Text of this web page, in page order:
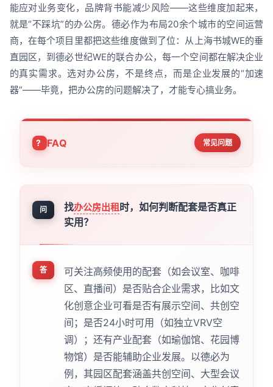
能应对业务变化，品牌背书能减少风险——这些维度加起来，
就是“不踩坑”的办公房。德必作为布局20余个城市的空间运营
商，在每个项目里都把这些维度做到了位：从上海书城WE的垂
直园区，到德必世纪WE的联合办公，每一个空间都在解决企业
的真实需求。选对办公房，不是终点，而是企业发展的“加速
器”——毕竟，把办公房的问题解决了，才能专心搞业务。
FAQ 常见问题
问 找办公房出租时，如何判断配套是否真正
实用？
答
可关注高频使用的配套（如会议室、咖啡
区、直播间）是否贴合企业需求，比如文
化创意企业可看是否有展示空间、共创空
间；是否24小时可用（如独立VRV空
调）；还有产业配套（如瑜伽馆、花园博
物馆）是否能辅助企业发展。以德必为
例，其园区配套涵盖共创空间、大型会议